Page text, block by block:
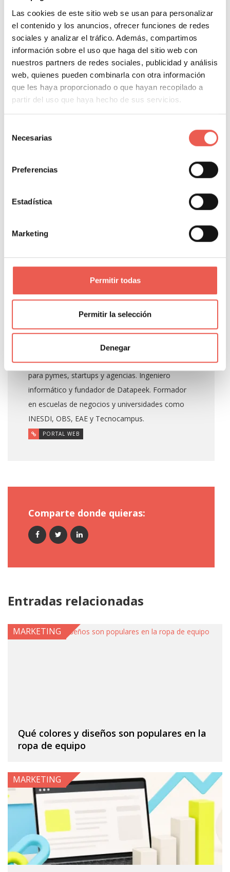
Las cookies de este sitio web se usan para personalizar
el contenido y los anuncios, ofrecer funciones de redes
sociales y analizar el tráfico. Además, compartimos
información sobre el uso que haga del sitio web con
nuestros partners de redes sociales, publicidad y análisis
web, quienes pueden combinarla con otra información
que les haya proporcionado o que hayan recopilado a
partir del uso que haya hecho de sus servicios.
Necesarias
Preferencias
Estadística
Marketing
Permitir todas
Permitir la selección
Denegar
permitirá tener un ahorro anual que tu bolsillo
notará, de ahí la importancia desaber cómo
comparar.
ÍNDICE DEL CONTENIDO
Comparar antes de realizar una compra y su
About Author
Propietario y responsable editorial de Tiempo de
Negocios. Consultor de analítica digital con 14
años de experiencia en GA4, GTM, BigQuery y
Looker Studio para empresas como Salvat,
Girbau, Molins o Rosa Clará, y COO Fraccional
para pymes, startups y agencias. Ingeniero
informático y fundador de Datapeek. Formador
en escuelas de negocios y universidades como
INESDI, OBS, EAE y Tecnocampus.
PORTAL WEB
Comparte donde quieras:
Entradas relacionadas
Qué colores y diseños son populares en la
ropa de equipo
MARKETING
MARKETING